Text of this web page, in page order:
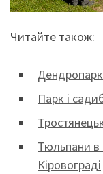
Читайте також:
Дендропарк
Парк і
Тюльпани в
Кіровограді